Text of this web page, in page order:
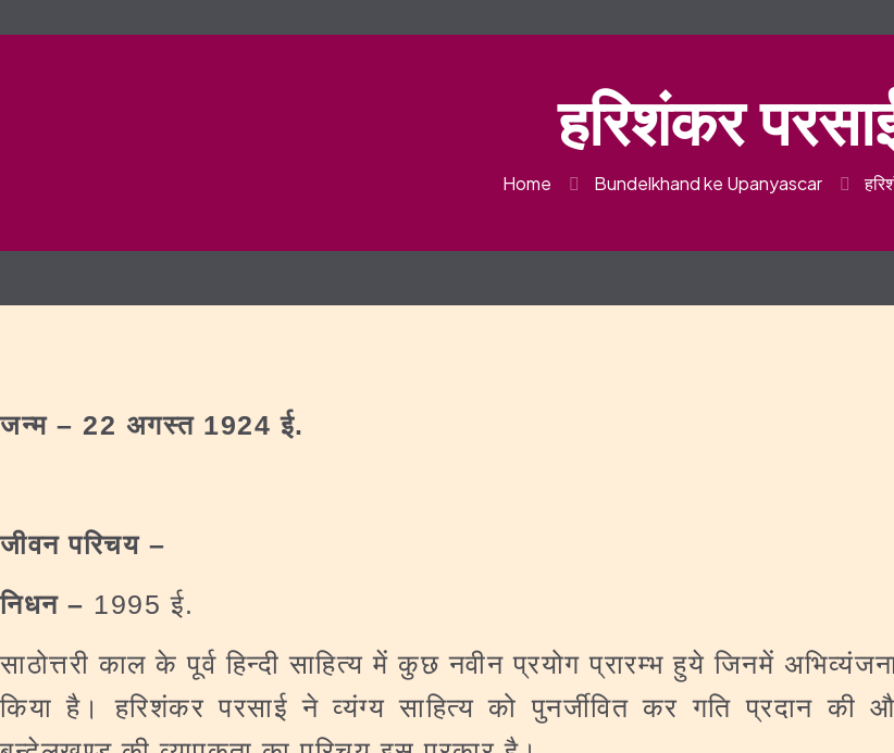
हरिशंकर
Home Bundelkhand ke Upanyascar
जन्‍म – 22 अगस्त 1924 ई.
जीवन परिचय –
निधन – 1995 ई.
साठोत्तरी काल के पूर्व हिन्दी साहित्य में कुछ नवीन प्रयोग प्रारम्भ हुये जिनमें
किया है। हरिशंकर परसाई ने व्यंग्य साहित्य को पुनर्जीवित कर गति प्रदान